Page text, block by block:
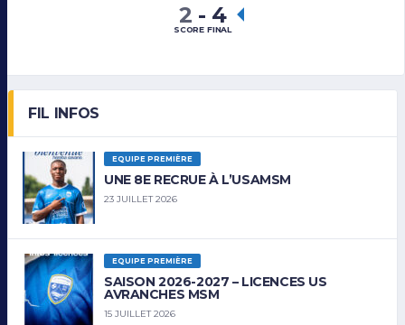
2 - 4
SCORE FINAL
FIL INFOS
EQUIPE PREMIÈRE
UNE 8E RECRUE À L’USAMSM
23 JUILLET 2026
EQUIPE PREMIÈRE
SAISON 2026-2027 – LICENCES US
AVRANCHES MSM
15 JUILLET 2026